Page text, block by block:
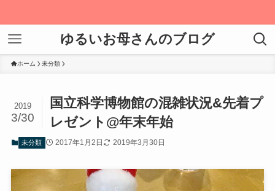
ゆるいお母さんのブログ
ホーム 未分類
国立科学博物館の混雑状況&先着プ
レゼント@年末年始
2019
3/30
未分類 2017年1月2日 2019年3月30日